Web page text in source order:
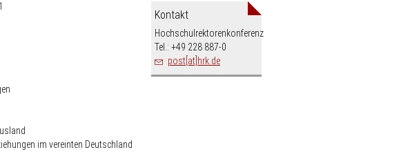
im vereinten Deutschland
Kontakt
Hochschulrektorenkonferenz
Tel.: +49 228 887-0
post[at]hrk.de